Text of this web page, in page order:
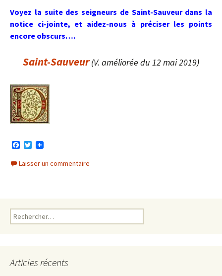
Voyez la suite des seigneurs de Saint-Sauveur dans la
notice ci-jointe, et aidez-nous à préciser les points
encore obscurs….
Saint-Sauveur (V. améliorée du 12 mai 2019)
c
e
T
i
t
Laisser un commentaire
Rechercher :
Articles récents